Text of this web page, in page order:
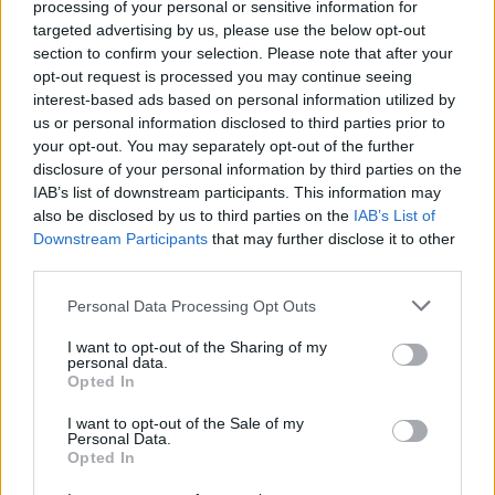
processing of your personal or sensitive information for
targeted advertising by us, please use the below opt-out
section to confirm your selection. Please note that after your
opt-out request is processed you may continue seeing
interest-based ads based on personal information utilized by
us or personal information disclosed to third parties prior to
your opt-out. You may separately opt-out of the further
disclosure of your personal information by third parties on the
IAB’s list of downstream participants. This information may
also be disclosed by us to third parties on the IAB’s List of
Downstream Participants that may further disclose it to other
Please note that this website/app uses one or more Google
not limited to your visit or usage behaviour. You may click to
grant or deny consent to Google and its third-party tags to
use your data for below specified purposes in below Google
consent section.
Personal Data Processing Opt Outs
I want to opt-out of the Sharing of my
personal data.
Opted In
I want to opt-out of the Sale of my
Personal Data.
Opted In
εταιρείες κατέγραψαν ύποπτη δραστηριότητα γύρω
από τοσυγκεκριμένο ενδεχόμενο.Αξίζει να
αναφερθεί πως ο παίκτης έκανε τρία φαουλ μέσα
σε πέντε λεπτά, γεγονός που δείχνει πως ήθελε να
αντικρίσει την κάρτα.